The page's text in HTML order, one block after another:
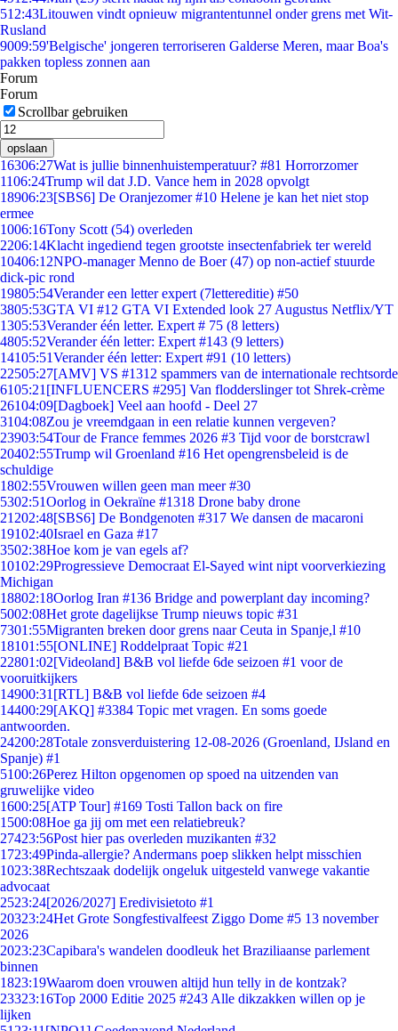
512:43Litouwen vindt opnieuw migrantentunnel onder grens met Wit-
Rusland
9009:59'Belgische' jongeren terroriseren Galderse Meren, maar Boa's
pakken topless zonnen aan
Forum
Forum
Scrollbar gebruiken
opslaan
16306:27Wat is jullie binnenhuistemperatuur? #81 Horrorzomer
1106:24Trump wil dat J.D. Vance hem in 2028 opvolgt
18906:23[SBS6] De Oranjezomer #10 Helene je kan het niet stop
ermee
1006:16Tony Scott (54) overleden
2206:14Klacht ingediend tegen grootste insectenfabriek ter wereld
10406:12NPO-manager Menno de Boer (47) op non-actief stuurde
dick-pic rond
19805:54Verander een letter expert (7lettereditie) #50
3805:53GTA VI #12 GTA VI Extended look 27 Augustus Netflix/YT
1305:53Verander één letter. Expert # 75 (8 letters)
4805:52Verander één letter: Expert #143 (9 letters)
14105:51Verander één letter: Expert #91 (10 letters)
22505:27[AMV] VS #1312 spammers van de internationale rechtsorde
6105:21 [INFLUENCERS #295] Van flodderslinger tot Shrek-crème
26104:09[Dagboek] Veel aan hoofd - Deel 27
3104:08Zou je vreemdgaan in een relatie kunnen vergeven?
23903:54Tour de France femmes 2026 #3 Tijd voor de borstcrawl
20402:55Trump wil Groenland #16 Het opengrensbeleid is de
schuldige
1802:55Vrouwen willen geen man meer #30
5302:51Oorlog in Oekraïne #1318 Drone baby drone
21202:48[SBS6] De Bondgenoten #317 We dansen de macaroni
19102:40Israel en Gaza #17
3502:38Hoe kom je van egels af?
10102:29Progressieve Democraat El-Sayed wint nipt voorverkiezing
Michigan
18802:18Oorlog Iran #136 Bridge and powerplant day incoming?
5002:08Het grote dagelijkse Trump nieuws topic #31
7301:55Migranten breken door grens naar Ceuta in Spanje,l #10
18101:55[ONLINE] Roddelpraat Topic #21
22801:02[Videoland] B&B vol liefde 6de seizoen #1 voor de
vooruitkijkers
14900:31 [RTL] B&B vol liefde 6de seizoen #4
14400:29[AKQ] #3384 Topic met vragen. En soms goede
antwoorden.
24200:28Totale zonsverduistering 12-08-2026 (Groenland, IJsland en
Spanje) #1
5100:26Perez Hilton opgenomen op spoed na uitzenden van
gruwelijke video
1600:25[ATP Tour] #169 Tosti Tallon back on fire
1500:08Hoe ga jij om met een relatiebreuk?
27423:56Post hier pas overleden muzikanten #32
1723:49Pinda-allergie? Andermans poep slikken helpt misschien
1023:38Rechtszaak dodelijk ongeluk uitgesteld vanwege vakantie
advocaat
2523:24[2026/2027] Eredivisietoto #1
20323:24Het Grote Songfestivalfeest Ziggo Dome #5 13 november
2026
2023:23Capibara's wandelen doodleuk het Braziliaanse parlement
binnen
1823:19Waarom doen vrouwen altijd hun telly in de kontzak?
23323:16Top 2000 Editie 2025 #243 Alle dikzakken willen op je
lijken